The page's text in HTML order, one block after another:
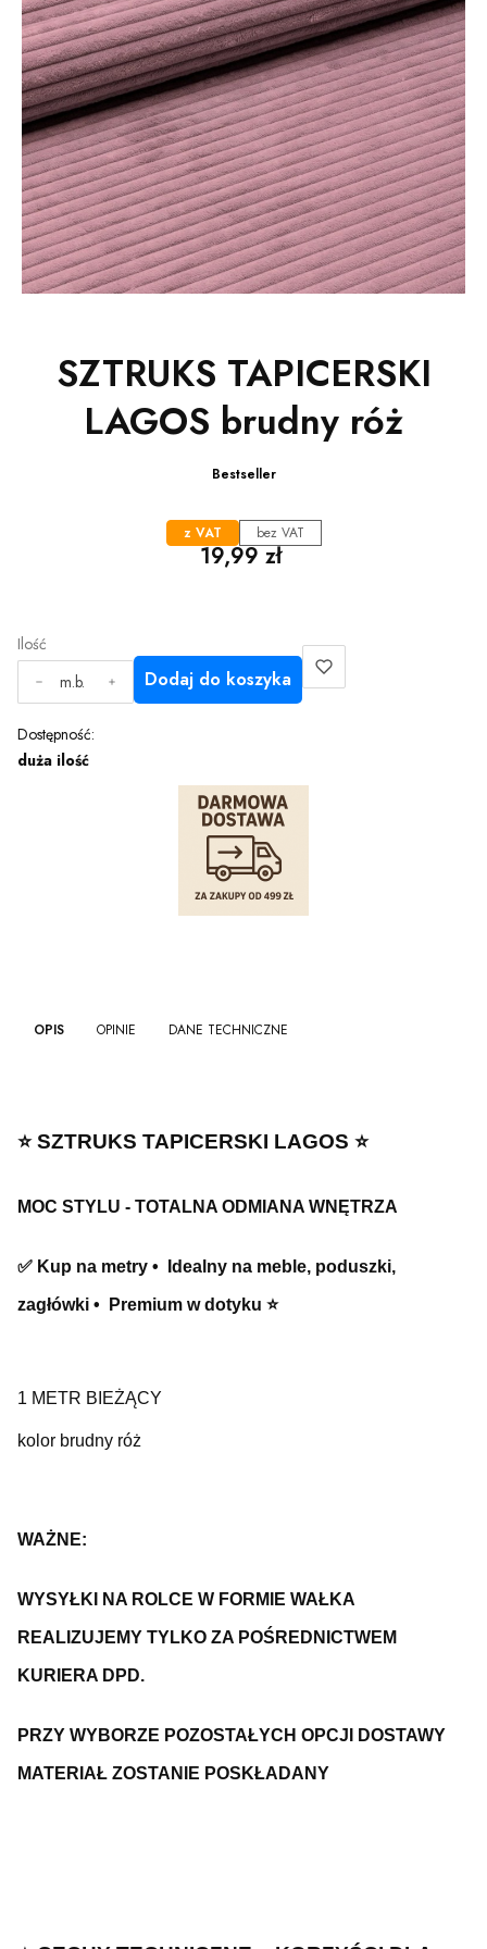
SZTRUKS TAPICERSKI
LAGOS brudny róż
Bestseller
z VAT bez VAT
Cena
19,99 zł
Ilość
m.b.
Dodaj do koszyka
Dostępność:
duża ilość
OPIS OPINIE DANE TECHNICZNE
⭐️ SZTRUKS TAPICERSKI LAGOS ⭐️
MOC STYLU - TOTALNA ODMIANA WNĘTRZA
✅ Kup na metry • Idealny na meble, poduszki,
zagłówki • Premium w dotyku ⭐️
1 METR BIEŻĄCY
kolor brudny róż
WAŻNE:
WYSYŁKI NA ROLCE W FORMIE WAŁKA
REALIZUJEMY TYLKO ZA POŚREDNICTWEM
KURIERA DPD.
PRZY WYBORZE POZOSTAŁYCH OPCJI DOSTAWY
MATERIAŁ ZOSTANIE POSKŁADANY